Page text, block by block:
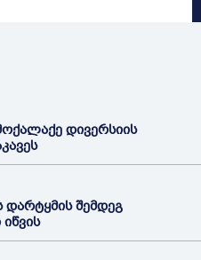
დივერსიის
შემდეგ
იწვის